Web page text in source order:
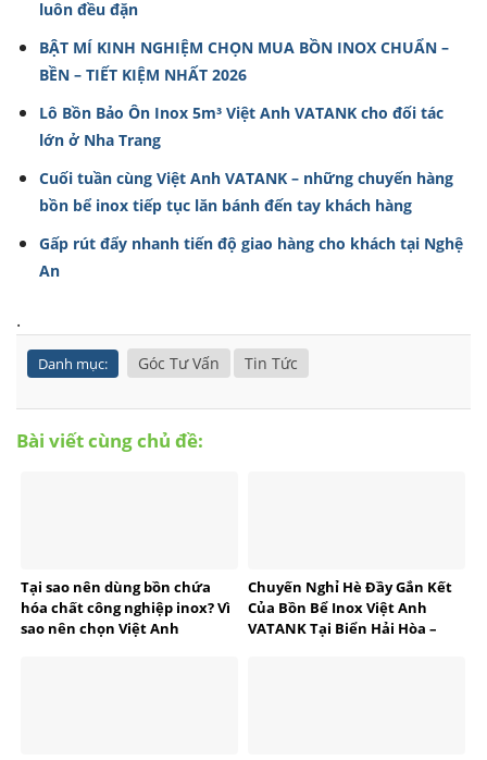
luôn đều đặn
BẬT MÍ KINH NGHIỆM CHỌN MUA BỒN INOX CHUẨN –
BỀN – TIẾT KIỆM NHẤT 2026
Lô Bồn Bảo Ôn Inox 5m³ Việt Anh VATANK cho đối tác
lớn ở Nha Trang
Cuối tuần cùng Việt Anh VATANK – những chuyến hàng
bồn bể inox tiếp tục lăn bánh đến tay khách hàng
Gấp rút đẩy nhanh tiến độ giao hàng cho khách tại Nghệ
An
.
Danh mục: Góc Tư Vấn Tin Tức
Bài viết cùng chủ đề:
Tại sao nên dùng bồn chứa
hóa chất công nghiệp inox? Vì
sao nên chọn Việt Anh
Chuyến Nghỉ Hè Đầy Gắn Kết
Của Bồn Bể Inox Việt Anh
VATANK Tại Biển Hải Hòa –